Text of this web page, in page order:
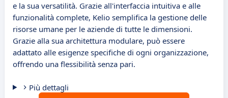
e la sua versatilità. Grazie all'interfaccia intuitiva e alle
funzionalità complete, Kelio semplifica la gestione delle
risorse umane per le aziende di tutte le dimensioni.
Grazie alla sua architettura modulare, può essere
adattato alle esigenze specifiche di ogni organizzazione,
offrendo una flessibilità senza pari.
Più dettagli